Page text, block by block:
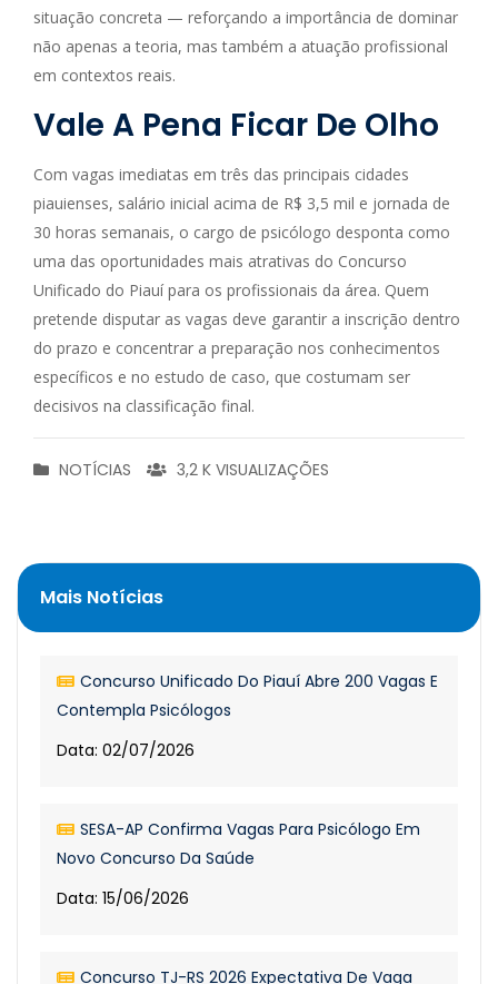
situação concreta — reforçando a importância de dominar
não apenas a teoria, mas também a atuação profissional
em contextos reais.
Vale A Pena Ficar De Olho
Com vagas imediatas em três das principais cidades
piauienses, salário inicial acima de R$ 3,5 mil e jornada de
30 horas semanais, o cargo de psicólogo desponta como
uma das oportunidades mais atrativas do Concurso
Unificado do Piauí para os profissionais da área. Quem
pretende disputar as vagas deve garantir a inscrição dentro
do prazo e concentrar a preparação nos conhecimentos
específicos e no estudo de caso, que costumam ser
decisivos na classificação final.
NOTÍCIAS 3,2 K VISUALIZAÇÕES
Mais Notícias
Concurso Unificado Do Piauí Abre 200 Vagas E
Contempla Psicólogos
Data: 02/07/2026
SESA-AP Confirma Vagas Para Psicólogo Em
Novo Concurso Da Saúde
Data: 15/06/2026
Concurso TJ-RS 2026 Expectativa De Vaga